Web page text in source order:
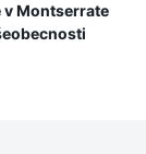
v Montserrate